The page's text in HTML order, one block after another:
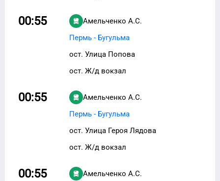
00:55
Амельченко А.С.
Пермь - Бугульма
ост. Улица Попова
ост. Ж/д вокзал
00:55
Амельченко А.С.
Пермь - Бугульма
ост. Улица Героя Лядова
ост. Ж/д вокзал
00:55
Амельченко А.С.